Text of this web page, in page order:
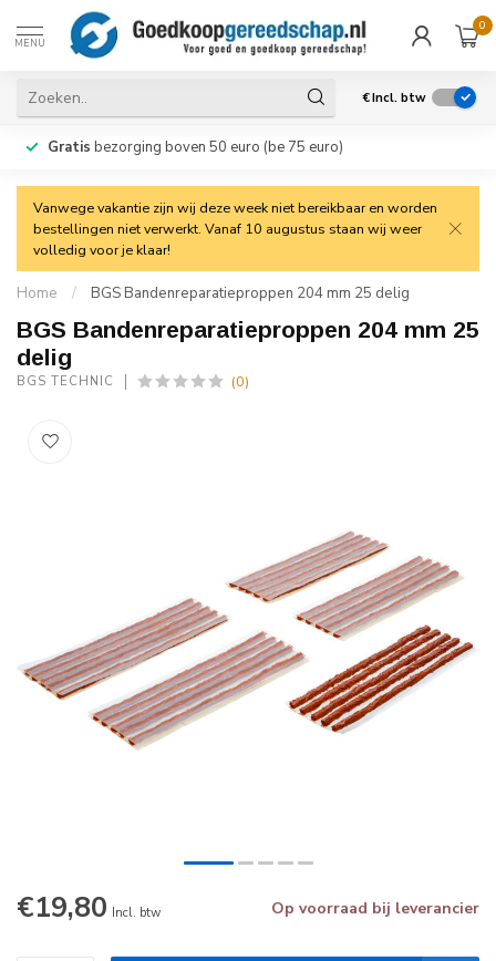
MENU
0
€Incl. btw
Gratis bezorging boven 50 euro (be 75 euro)
Vanwege vakantie zijn wij deze week niet bereikbaar en worden
bestellingen niet verwerkt. Vanaf 10 augustus staan wij weer
volledig voor je klaar!
Home / BGS Bandenreparatieproppen 204 mm 25 delig
BGS Bandenreparatieproppen 204 mm 25
delig
BGS TECHNIC (0)
€19,80 Incl. btw Op voorraad bij leverancier